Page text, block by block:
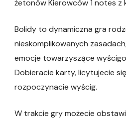
żetonów Kierowców 1 notes z
Bolidy to dynamiczna gra
nieskomplikowanych
emocje towarzyszące
Dobieracie karty, licytujecie
rozpoczynacie wyścig.
W trakcie gry możecie